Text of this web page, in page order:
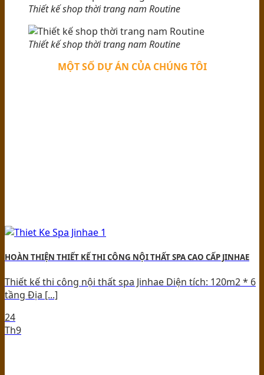
Thiết kế shop thời trang nam Routine
Thiết kế shop thời trang nam Routine
MỘT SỐ DỰ ÁN CỦA CHÚNG TÔI
HOÀN THIỆN THIẾT KẾ THI CÔNG NỘI THẤT SPA CAO CẤP JINHAE
Thiết kế thi công nội thất spa Jinhae Diện tích: 120m2 * 6
tầng Địa [...]
24
Th9